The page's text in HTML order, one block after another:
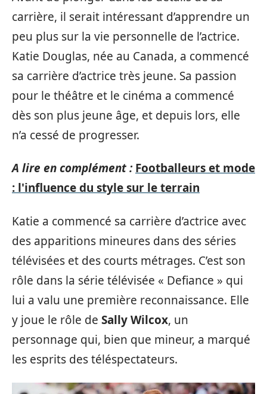
carrière, il serait intéressant d’apprendre un
peu plus sur la vie personnelle de l’actrice.
Katie Douglas, née au Canada, a commencé
sa carrière d’actrice très jeune. Sa passion
pour le théâtre et le cinéma a commencé
dès son plus jeune âge, et depuis lors, elle
n’a cessé de progresser.
A lire en complément : Footballeurs et mode
: l'influence du style sur le terrain
Katie a commencé sa carrière d’actrice avec
des apparitions mineures dans des séries
télévisées et des courts métrages. C’est son
rôle dans la série télévisée « Defiance » qui
lui a valu une première reconnaissance. Elle
y joue le rôle de Sally Wilcox, un
personnage qui, bien que mineur, a marqué
les esprits des téléspectateurs.